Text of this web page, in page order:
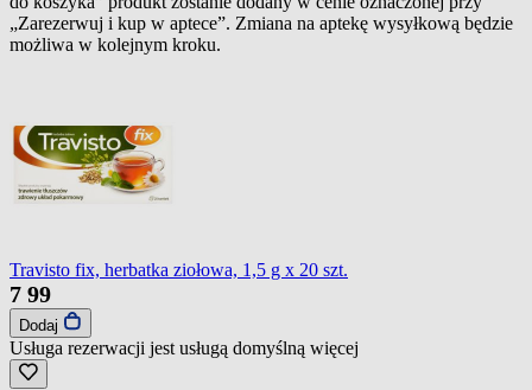
„Zarezerwuj i kup w aptece”. Zmiana na aptekę wysyłkową będzie
możliwa w kolejnym kroku.
Travisto fix, herbatka ziołowa, 1,5 g x 20 szt.
7 99
Dodaj
Usługa rezerwacji jest usługą domyślną więcej